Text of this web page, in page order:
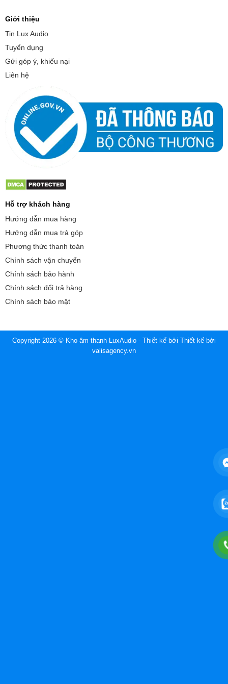
Giới thiệu
Tin Lux Audio
Tuyển dụng
Gửi góp ý, khiếu nại
Liên hệ
Hỗ trợ khách hàng
Hướng dẫn mua hàng
Hướng dẫn mua trả góp
Phương thức thanh toán
Chính sách vận chuyển
Chính sách bảo hành
Chính sách đổi trả hàng
Chính sách bảo mật
Copyright 2026 © Kho âm thanh LuxAudio - Thiết kế bởi Thiết kế bởi
valisagency.vn